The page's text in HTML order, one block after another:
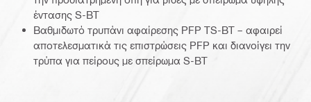
έντασης S-BT
Βαθμιδωτό τρυπάνι αφαίρεσης PFP TS-BT – αφαιρεί
αποτελεσματικά τις επιστρώσεις PFP και διανοίγει την
τρύπα για πείρους με σπείρωμα S-BT